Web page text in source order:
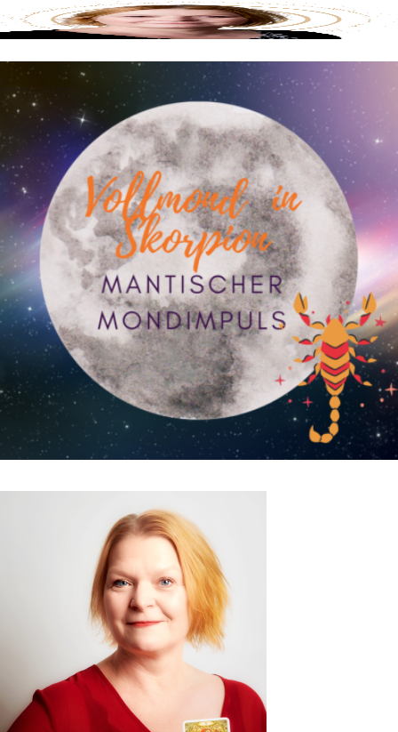
Tarotwissen
Über mich / Kontakt
Die Mantiker
Impressum
Datenschutzerklärung
Menu
Blog
Über mich / Kontakt
Die Mantiker
Impressum
Datenschutzerklärung